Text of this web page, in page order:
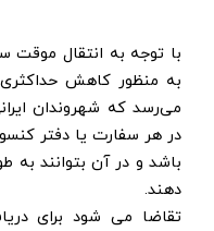
با توجه به انتقال موقت
به منظور کاهش حداکثری
می‌رسد که شهروندان
در هر سفارت یا دفتر
باشد و در آن بتوانند به
دهند.
تقاضا می شود برای